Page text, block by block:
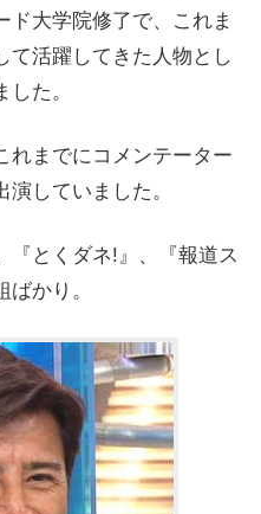
ド大学院修了で、これま
て活躍してきた人物とし
た。
れまでにコメンテーター
していました。
『とくダネ!』、『報道ス
かり。